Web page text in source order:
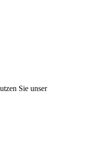
Sie unser